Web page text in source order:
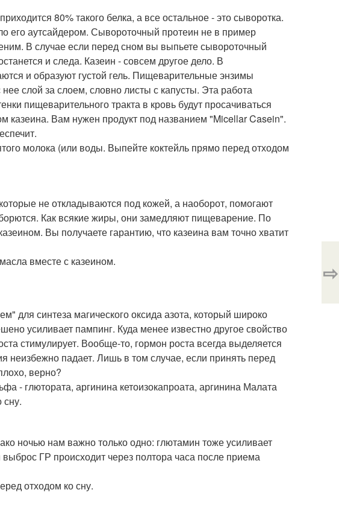
80% такого белка, а все остальное - это сыворотка.
его аутсайдером. Сывороточный протеин не в пример
В случае если перед сном вы выпьете сывороточный
и следа. Казеин - совсем другое дело. В
и образуют густой гель. Пищеварительные энзимы
слой за слоем, словно листы с капусты. Эта работа
пищеварительного тракта в кровь будут просачиваться
Вам нужен продукт под названием "Micellar Casein".
молока (или воды. Выпейте коктейль прямо перед отходом
не откладываются под кожей, а наоборот, помогают
Как всякие жиры, они замедляют пищеварение. По
Вы получаете гарантию, что казеина вам точно хватит
вместе с казеином.
для синтеза магического оксида азота, который широко
усиливает пампинг. Куда менее известно другое свойство
стимулирует. Вообще-то, гормон роста всегда выделяется
неизбежно падает. Лишь в том случае, если принять перед
верно?
- глютората, аргинина кетоизокапроата, аргинина Малата
сну.
ночью нам важно только одно: глютамин тоже усиливает
ГР происходит через полтора часа после приема
отходом ко сну.
⇨